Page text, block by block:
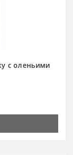
с оленьими